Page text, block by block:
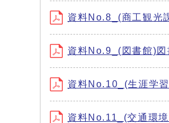
資料No.8_(商工観光
資料No.9_(図書館)
資料No.10_(生涯学
資料No.11_(交通環